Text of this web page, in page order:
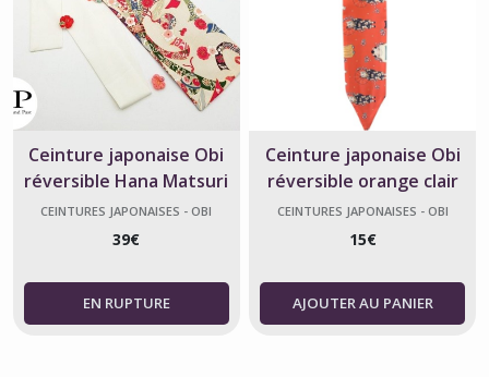
Ceinture japonaise Obi
réversible Hana Matsuri
blanc en coton
CEINTURES JAPONAISES - OBI
39€
Ceinture japonaise Obi
réversible orange clair
chat Neko
CEINTURES JAPONAISES - OBI
15€
AJOUTER AU PANIER